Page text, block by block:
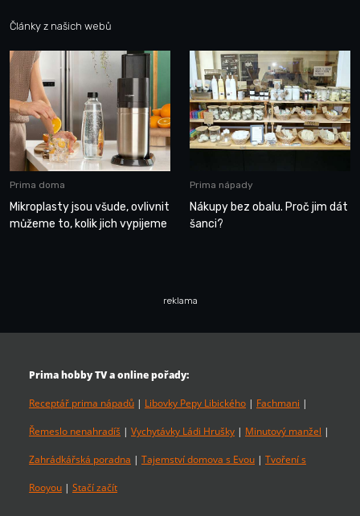
Články z našich webů
Prima doma
Mikroplasty jsou všude, ovlivnit
můžeme to, kolik jich vypijeme
Prima nápady
Nákupy bez obalu. Proč jim dát
šanci?
reklama
Prima hobby TV a online pořady:
Receptář prima nápadů | Libovky Pepy Libického | Fachmani |
Řemeslo nenahradíš | Vychytávky Ládi Hrušky | Minutový manžel |
Zahrádkářská poradna | Tajemství domova s Evou | Tvoření s
Rooyou | Stačí začít